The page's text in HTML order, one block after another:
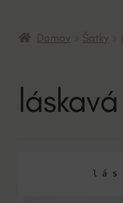
O mne
Domov Šatky